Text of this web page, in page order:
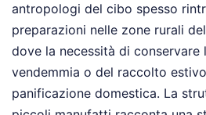
antropologi del cibo spesso
preparazioni nelle zone rurali
dove la necessità di conservare
vendemmia o del raccolto
panificazione domestica. La